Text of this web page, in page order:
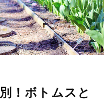
！ボトムスと